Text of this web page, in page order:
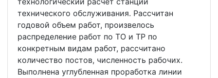
технического обслуживания. Рассчитан
годовой объем работ, произвелось
распределение работ по ТО и ТР по
конкретным видам работ, рассчитано
количество постов, численность рабочих.
Выполнена углубленная проработка линии